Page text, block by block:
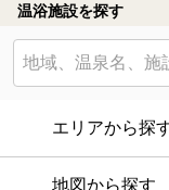
温浴施設を探す
エリアから探
地図から探す